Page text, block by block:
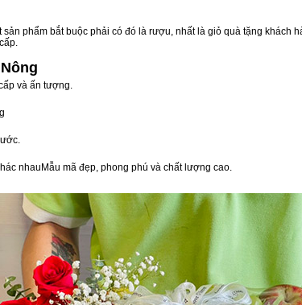
sản phẩm bắt buộc phải có đó là rượu, nhất là giỏ quà tặng
và ấn tượng.
nhauMẫu mã đẹp, phong phú và chất lượng cao.